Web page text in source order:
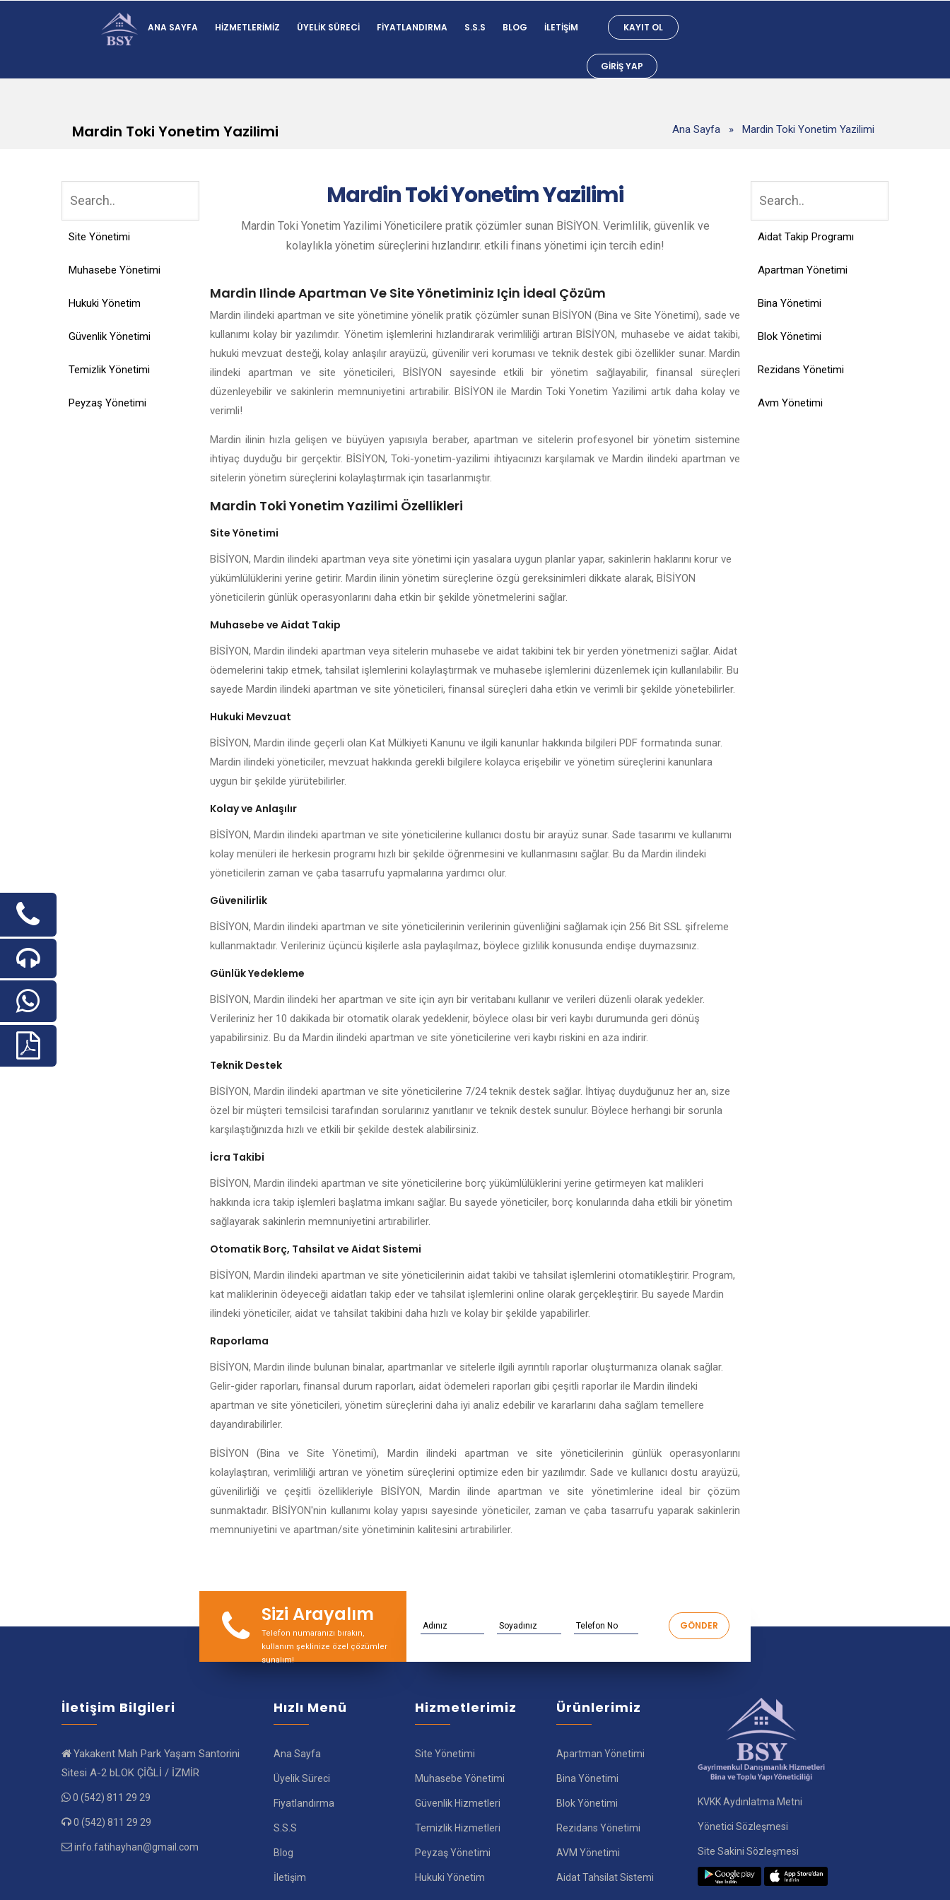
ANA SAYFA HIZMETLERIMIZ ÜYELIK SÜRECI FIYATLANDIRMA S.S.S BLOG İLETIŞIM KAYIT OL
GIRIŞ YAP
Mardin Toki Yonetim Yazilimi Ana Sayfa » Mardin Toki Yonetim Yazilimi
Site Yönetimi
Muhasebe Yönetimi
Hukuki Yönetim
Güvenlik Yönetimi
Temizlik Yönetimi
Peyzaş Yönetimi
MardinToki Yonetim Yazilimi
Mardin Toki Yonetim Yazilimi Yöneticilere pratik çözümler sunan BİSİYON. Verimlilik, güvenlik ve
kolaylıkla yönetim süreçlerini hızlandırır. etkili finans yönetimi için tercih edin!
Mardin Ilinde Apartman Ve Site Yönetiminiz Için İdeal Çözüm
Mardin ilindeki apartman ve site yönetimine yönelik pratik çözümler sunan BİSİYON (Bina ve Site Yönetimi), sade ve
kullanımı kolay bir yazılımdır. Yönetim işlemlerini hızlandırarak verimliliği artıran BİSİYON, muhasebe ve aidat takibi,
hukuki mevzuat desteği, kolay anlaşılır arayüzü, güvenilir veri koruması ve teknik destek gibi özellikler sunar. Mardin
ilindeki apartman ve site yöneticileri, BİSİYON sayesinde etkili bir yönetim sağlayabilir, finansal süreçleri
düzenleyebilir ve sakinlerin memnuniyetini artırabilir. BİSİYON ile Mardin Toki Yonetim Yazilimi artık daha kolay ve
verimli!
Mardin ilinin hızla gelişen ve büyüyen yapısıyla beraber, apartman ve sitelerin profesyonel bir yönetim sistemine
ihtiyaç duyduğu bir gerçektir. BİSİYON, Toki-yonetim-yazilimi ihtiyacınızı karşılamak ve Mardin ilindeki apartman ve
sitelerin yönetim süreçlerini kolaylaştırmak için tasarlanmıştır.
Mardin Toki Yonetim Yazilimi Özellikleri
Site Yönetimi
BİSİYON, Mardin ilindeki apartman veya site yönetimi için yasalara uygun planlar yapar, sakinlerin haklarını korur ve
yükümlülüklerini yerine getirir. Mardin ilinin yönetim süreçlerine özgü gereksinimleri dikkate alarak, BİSİYON
yöneticilerin günlük operasyonlarını daha etkin bir şekilde yönetmelerini sağlar.
Muhasebe ve Aidat Takip
BİSİYON, Mardin ilindeki apartman veya sitelerin muhasebe ve aidat takibini tek bir yerden yönetmenizi sağlar. Aidat
ödemelerini takip etmek, tahsilat işlemlerini kolaylaştırmak ve muhasebe işlemlerini düzenlemek için kullanılabilir. Bu
sayede Mardin ilindeki apartman ve site yöneticileri, finansal süreçleri daha etkin ve verimli bir şekilde yönetebilirler.
Hukuki Mevzuat
BİSİYON, Mardin ilinde geçerli olan Kat Mülkiyeti Kanunu ve ilgili kanunlar hakkında bilgileri PDF formatında sunar.
Mardin ilindeki yöneticiler, mevzuat hakkında gerekli bilgilere kolayca erişebilir ve yönetim süreçlerini kanunlara
uygun bir şekilde yürütebilirler.
Kolay ve Anlaşılır
BİSİYON, Mardin ilindeki apartman ve site yöneticilerine kullanıcı dostu bir arayüz sunar. Sade tasarımı ve kullanımı
kolay menüleri ile herkesin programı hızlı bir şekilde öğrenmesini ve kullanmasını sağlar. Bu da Mardin ilindeki
yöneticilerin zaman ve çaba tasarrufu yapmalarına yardımcı olur.
Güvenilirlik
BİSİYON, Mardin ilindeki apartman ve site yöneticilerinin verilerinin güvenliğini sağlamak için 256 Bit SSL şifreleme
kullanmaktadır. Verileriniz üçüncü kişilerle asla paylaşılmaz, böylece gizlilik konusunda endişe duymazsınız.
Günlük Yedekleme
BİSİYON, Mardin ilindeki her apartman ve site için ayrı bir veritabanı kullanır ve verileri düzenli olarak yedekler.
Verileriniz her 10 dakikada bir otomatik olarak yedeklenir, böylece olası bir veri kaybı durumunda geri dönüş
yapabilirsiniz. Bu da Mardin ilindeki apartman ve site yöneticilerine veri kaybı riskini en aza indirir.
Teknik Destek
BİSİYON, Mardin ilindeki apartman ve site yöneticilerine 7/24 teknik destek sağlar. İhtiyaç duyduğunuz her an, size
özel bir müşteri temsilcisi tarafından sorularınız yanıtlanır ve teknik destek sunulur. Böylece herhangi bir sorunla
karşılaştığınızda hızlı ve etkili bir şekilde destek alabilirsiniz.
İcra Takibi
BİSİYON, Mardin ilindeki apartman ve site yöneticilerine borç yükümlülüklerini yerine getirmeyen kat malikleri
hakkında icra takip işlemleri başlatma imkanı sağlar. Bu sayede yöneticiler, borç konularında daha etkili bir yönetim
sağlayarak sakinlerin memnuniyetini artırabilirler.
Otomatik Borç, Tahsilat ve Aidat Sistemi
BİSİYON, Mardin ilindeki apartman ve site yöneticilerinin aidat takibi ve tahsilat işlemlerini otomatikleştirir. Program,
kat maliklerinin ödeyeceği aidatları takip eder ve tahsilat işlemlerini online olarak gerçekleştirir. Bu sayede Mardin
ilindeki yöneticiler, aidat ve tahsilat takibini daha hızlı ve kolay bir şekilde yapabilirler.
Raporlama
BİSİYON, Mardin ilinde bulunan binalar, apartmanlar ve sitelerle ilgili ayrıntılı raporlar oluşturmanıza olanak sağlar.
Gelir-gider raporları, finansal durum raporları, aidat ödemeleri raporları gibi çeşitli raporlar ile Mardin ilindeki
apartman ve site yöneticileri, yönetim süreçlerini daha iyi analiz edebilir ve kararlarını daha sağlam temellere
dayandırabilirler.
BİSİYON (Bina ve Site Yönetimi), Mardin ilindeki apartman ve site yöneticilerinin günlük operasyonlarını
kolaylaştıran, verimliliği artıran ve yönetim süreçlerini optimize eden bir yazılımdır. Sade ve kullanıcı dostu arayüzü,
güvenilirliği ve çeşitli özellikleriyle BİSİYON, Mardin ilinde apartman ve site yönetimlerine ideal bir çözüm
sunmaktadır. BİSİYON'nin kullanımı kolay yapısı sayesinde yöneticiler, zaman ve çaba tasarrufu yaparak sakinlerin
memnuniyetini ve apartman/site yönetiminin kalitesini artırabilirler.
Aidat Takip Programı
Apartman Yönetimi
Bina Yönetimi
Blok Yönetimi
Rezidans Yönetimi
Avm Yönetimi
Sizi Arayalım
Telefon numaranızı bırakın,
kullanım şeklinize özel çözümler
sunalım!
İletişim Bilgileri
Yakakent Mah Park Yaşam Santorini
Sitesi A-2 bLOK ÇİĞLİ / İZMİR
0 (542) 811 29 29
0 (542) 811 29 29
info.fatihayhan@gmail.com
Hızlı Menü
Ana Sayfa
Üyelik Süreci
Fiyatlandırma
S.S.S
Blog
İletişim
Hizmetlerimiz
Site Yönetimi
Muhasebe Yönetimi
Güvenlik Hizmetleri
Temizlik Hizmetleri
Peyzaş Yönetimi
Hukuki Yönetim
Ürünlerimiz
Apartman Yönetimi
Bina Yönetimi
Blok Yönetimi
Rezidans Yönetimi
AVM Yönetimi
Aidat Tahsilat Sistemi
KVKK Aydınlatma Metni
Yönetici Sözleşmesi
Site Sakini Sözleşmesi